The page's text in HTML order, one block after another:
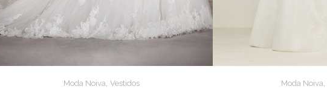
Moda Noiva, Vestidos Moda Noiva,